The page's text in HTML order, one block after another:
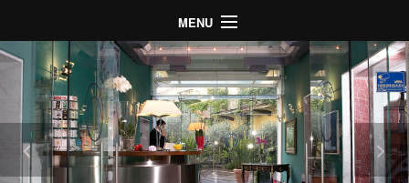
MENU
Home
Hôtel
Chambres
La situation